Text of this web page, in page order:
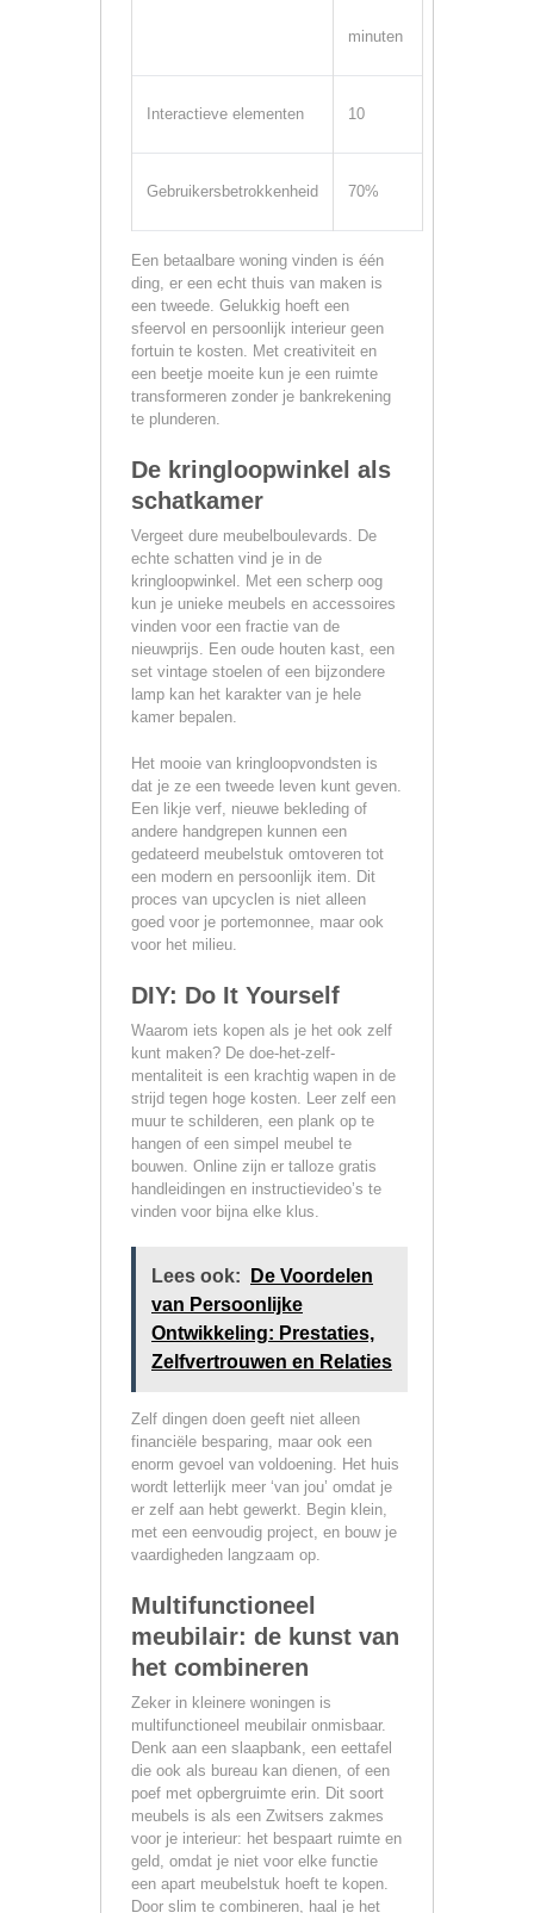
minuten
Interactieve elementen 10
Gebruikersbetrokkenheid 70%
Een betaalbare woning vinden is één
ding, er een echt thuis van maken is
een tweede. Gelukkig hoeft een
sfeervol en persoonlijk interieur geen
fortuin te kosten. Met creativiteit en
een beetje moeite kun je een ruimte
transformeren zonder je bankrekening
te plunderen.
De kringloopwinkel als
schatkamer
Vergeet dure meubelboulevards. De
echte schatten vind je in de
kringloopwinkel. Met een scherp oog
kun je unieke meubels en accessoires
vinden voor een fractie van de
nieuwprijs. Een oude houten kast, een
set vintage stoelen of een bijzondere
lamp kan het karakter van je hele
kamer bepalen.
Het mooie van kringloopvondsten is
dat je ze een tweede leven kunt geven.
Een likje verf, nieuwe bekleding of
andere handgrepen kunnen een
gedateerd meubelstuk omtoveren tot
een modern en persoonlijk item. Dit
proces van upcyclen is niet alleen
goed voor je portemonnee, maar ook
voor het milieu.
DIY: Do It Yourself
Waarom iets kopen als je het ook zelf
kunt maken? De doe-het-zelf-
mentaliteit is een krachtig wapen in de
strijd tegen hoge kosten. Leer zelf een
muur te schilderen, een plank op te
hangen of een simpel meubel te
bouwen. Online zijn er talloze gratis
handleidingen en instructievideo’s te
vinden voor bijna elke klus.
Lees ook:
De Voordelen
van Persoonlijke
Ontwikkeling: Prestaties,
Zelfvertrouwen en Relaties
Zelf dingen doen geeft niet alleen
financiële besparing, maar ook een
enorm gevoel van voldoening. Het huis
wordt letterlijk meer ‘van jou’ omdat je
er zelf aan hebt gewerkt. Begin klein,
met een eenvoudig project, en bouw je
vaardigheden langzaam op.
Multifunctioneel
meubilair: de kunst van
het combineren
Zeker in kleinere woningen is
multifunctioneel meubilair onmisbaar.
Denk aan een slaapbank, een eettafel
die ook als bureau kan dienen, of een
poef met opbergruimte erin. Dit soort
meubels is als een Zwitsers zakmes
voor je interieur: het bespaart ruimte en
geld, omdat je niet voor elke functie
een apart meubelstuk hoeft te kopen.
Door slim te combineren, haal je het